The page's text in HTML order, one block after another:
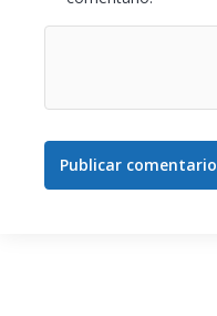
Publicar comentario